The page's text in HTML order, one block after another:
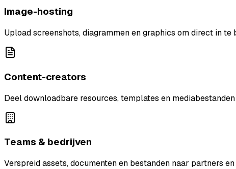
Image-hosting
Upload screenshots, diagrammen en graphics om direct in
Content-creators
Deel downloadbare resources, templates en
Teams & bedrijven
Verspreid assets, documenten en bestanden naar partners